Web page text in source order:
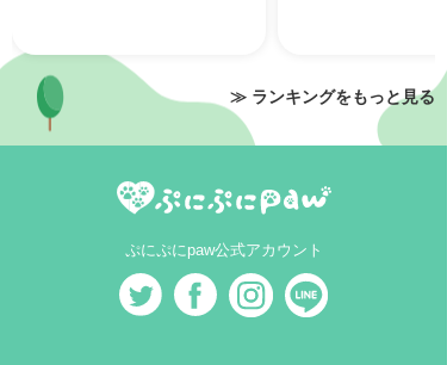
≫ ランキングをもっと見る
ぷにぷにpaw公式アカウント